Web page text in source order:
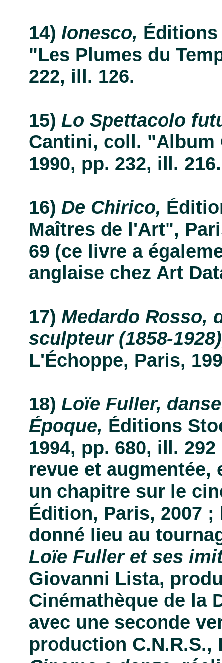
Ionesco, Éditions
"Les Plumes du
222, ill. 126.
Lo Spettacolo
Cantini, coll. "Album
1990, pp. 232, ill. 216.
De Chirico,
Maîtres de l'Art",
69 (ce livre a
anglaise chez Art
Medardo Rosso,
sculpteur (1858-
L'Échoppe, Paris,
Loïe Fuller,
Époque, Éditions
1994, pp. 680, ill.
revue et augmentée,
un chapitre sur le
Édition, Paris, 2007
donné lieu au
Loïe Fuller et ses
Giovanni Lista,
Cinémathèque de la
avec une seconde
production C.N.R.S.,